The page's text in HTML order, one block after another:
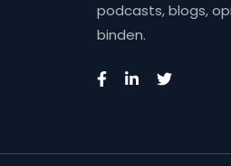
podcasts, blogs,
binden.